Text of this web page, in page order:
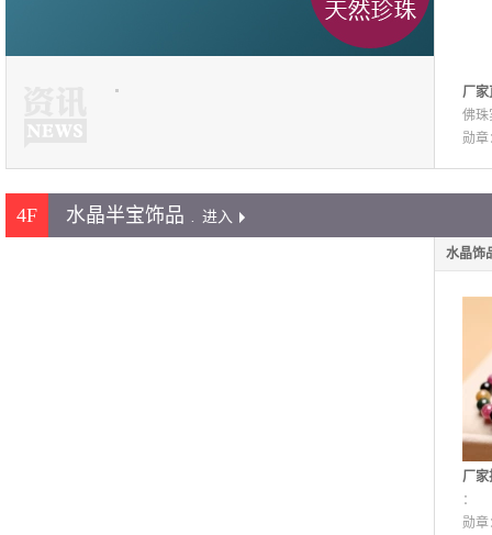
厂家
檀木
密度
佛珠
勋章
4F 水晶半宝饰品 . 进入
水晶饰
厂家
玺
颜开
：
勋章